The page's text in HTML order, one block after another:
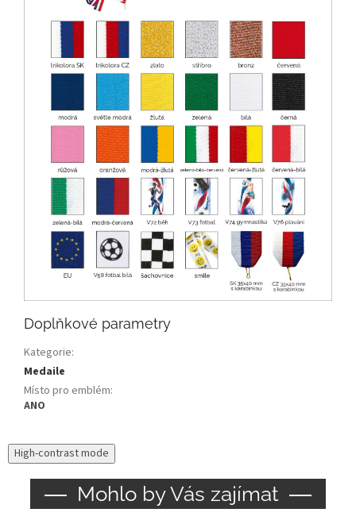
Doplňkové parametry
Kategorie:
Medaile
Místo pro emblém:
ANO
High-contrast mode
Mohlo by Vás zajímat